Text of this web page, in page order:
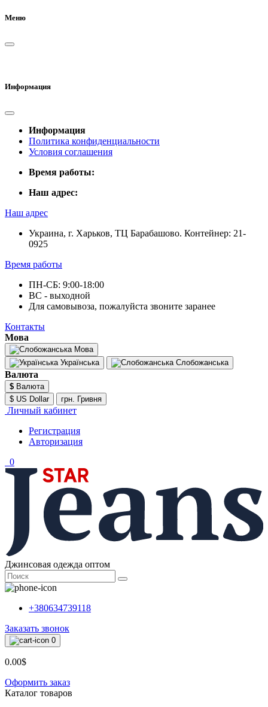
Меню
Информация
Информация
Политика конфиденциальности
Условия соглашения
Время работы:
Наш адрес:
Наш адрес
Украина, г. Харьков, ТЦ Барабашово. Контейнер: 21-
0925
Время работы
ПН-СБ: 9:00-18:00
ВС - выходной
Для самовывоза, пожалуйста звоните заранее
Контакты
Мова
Мова
Українська
Слобожанська
Валюта
$ Валюта
$ US Dollar
грн. Гривня
Личный кабинет
Регистрация
Авторизация
0
Джинсовая одежда оптом
+380634739118
Заказать звонок
0
0.00$
Оформить заказ
Каталог товаров